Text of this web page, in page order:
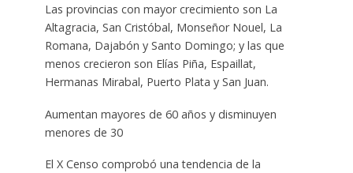
Las provincias con mayor crecimiento son La
Altagracia, San Cristóbal, Monseñor Nouel, La
Romana, Dajabón y Santo Domingo; y las que
menos crecieron son Elías Piña, Espaillat,
Hermanas Mirabal, Puerto Plata y San Juan.
Aumentan mayores de 60 años y disminuyen
menores de 30
El X Censo comprobó una tendencia de la